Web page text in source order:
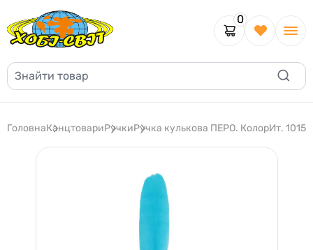
0
ГоловнаКанцтовариРучкиРучка кулькова ПЕРО. КолорИт. 10155